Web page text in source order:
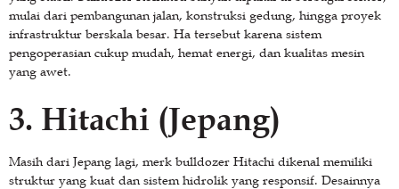
mulai dari pembangunan jalan, konstruksi gedung, hingga proyek
infrastruktur berskala besar. Ha tersebut karena sistem
pengoperasian cukup mudah, hemat energi, dan kualitas mesin
yang awet.
3. Hitachi (Jepang)
Masih dari Jepang lagi, merk bulldozer Hitachi dikenal memiliki
struktur yang kuat dan sistem hidrolik yang responsif. Desainnya